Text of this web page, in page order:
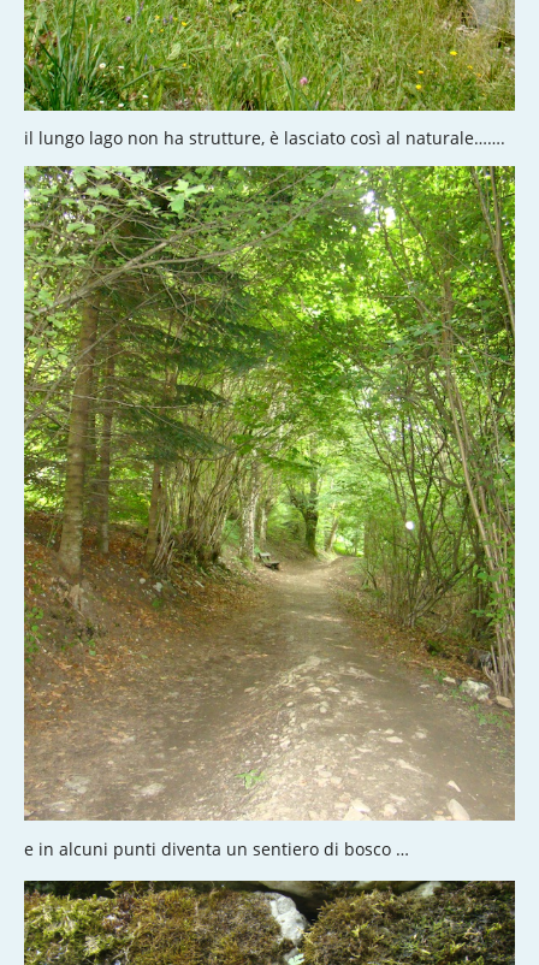
il lungo lago non ha strutture, è lasciato così al naturale…….
e in alcuni punti diventa un sentiero di bosco …